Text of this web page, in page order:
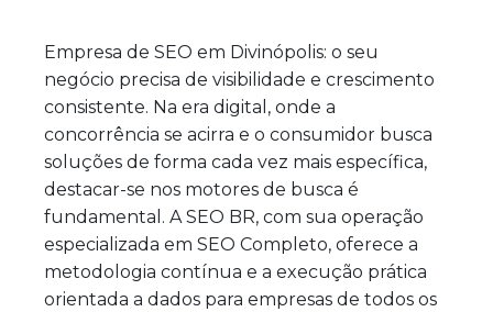
Empresa de SEO em Divinópolis: o seu
negócio precisa de visibilidade e crescimento
consistente. Na era digital, onde a
concorrência se acirra e o consumidor busca
soluções de forma cada vez mais específica,
destacar-se nos motores de busca é
fundamental. A SEO BR, com sua operação
especializada em SEO Completo, oferece a
metodologia contínua e a execução prática
orientada a dados para empresas de todos os